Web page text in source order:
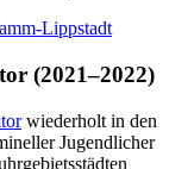
Lippstadt
(2021–2022)
wiederholt in den
Jugendlicher